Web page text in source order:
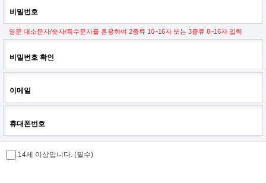
비밀번호
영문 대소문자/숫자/특수문자를 혼용하여 2종류 10~16자 또는 3종류 8~16자 입력
비밀번호 확인
이메일
휴대폰번호
14세 이상입니다. (필수)